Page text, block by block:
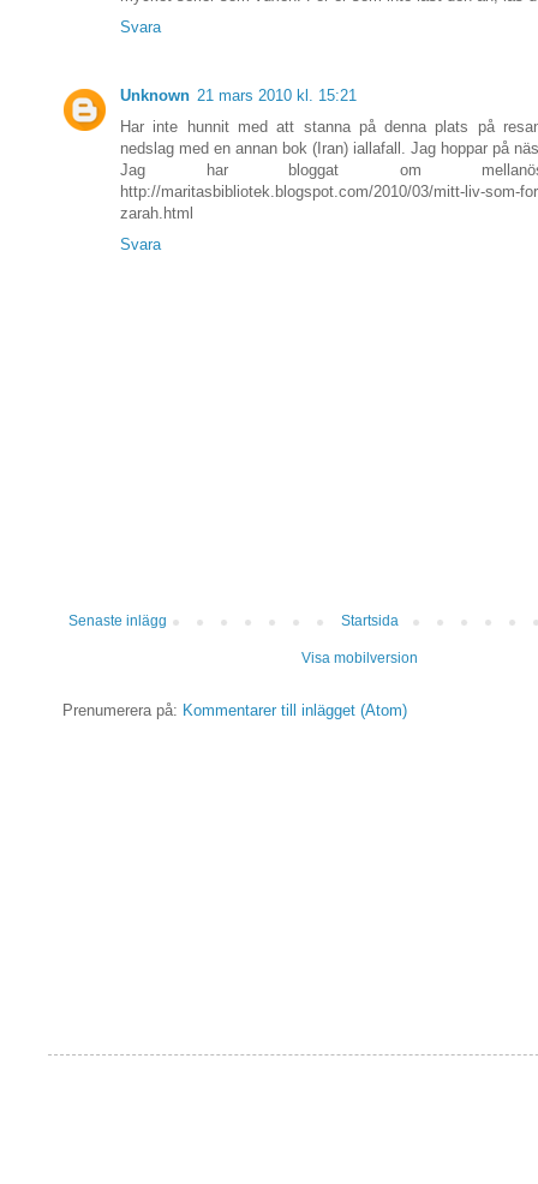
Svara
Unknown 21 mars 2010 kl. 15:21
Har inte hunnit med att stanna på denna plats på
nedslag med en annan bok (Iran) iallafall. Jag hoppar på
Jag har bloggat om
http://maritasbibliotek.blogspot.com/2010/03/mitt-liv-som-
zarah.html
Svara
Senaste inlägg Startsida
Visa mobilversion
Prenumerera på: Kommentarer till inlägget (Atom)